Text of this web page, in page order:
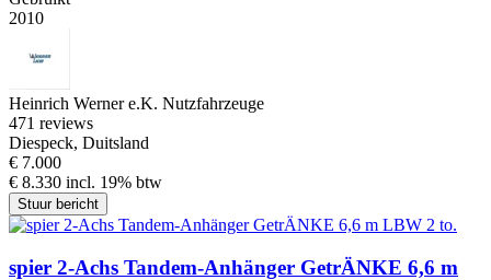
2010
Heinrich Werner e.K. Nutzfahrzeuge
471 reviews
Diespeck, Duitsland
€ 7.000
€ 8.330 incl. 19% btw
Stuur bericht
spier 2-Achs Tandem-Anhänger GetrÄNKE 6,6 m